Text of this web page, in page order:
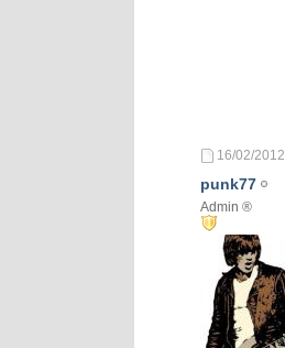
16/02/2012
punk77
Admin ®